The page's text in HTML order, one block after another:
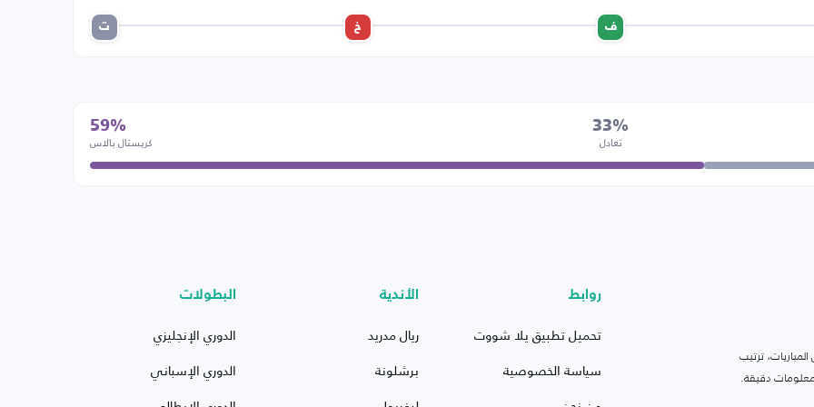
ف خ ت
33%
تعادل
59%
كريستال بالاس
ترتيب
دقيقة.
روابط
تحميل تطبيق يلا شووت
سياسة الخصوصية
الأندية
ريال مدريد
برشلونة
البطولات
الدوري الإنجليزي
الدوري الإسباني